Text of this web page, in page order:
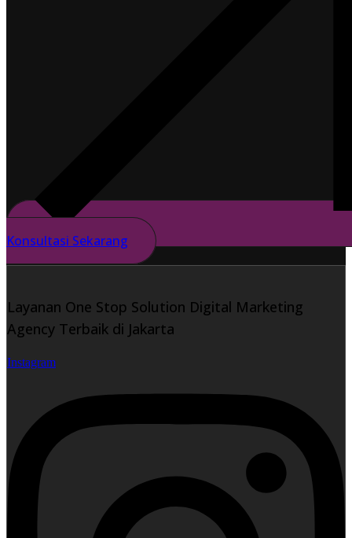
Konsultasi Sekarang
Layanan One Stop Solution Digital Marketing
Agency Terbaik di Jakarta
Instagram